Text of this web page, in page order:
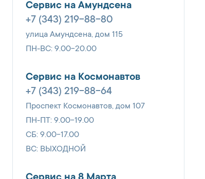
Сервис на Амундсена
+7 (343) 219-88-80
улица Амундсена, дом 115
ПН-ВС: 9.00-20.00
Сервис на Космонавтов
+7 (343) 219-88-64
Проспект Космонавтов, дом 107
ПН-ПТ: 9.00-19.00
СБ: 9.00-17.00
ВС: ВЫХОДНОЙ